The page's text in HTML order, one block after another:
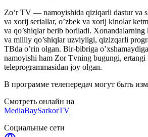
Zo‘r TV — namoyishida qiziqarli dastur va
va xorij seriallar, o’zbek va xorij kinolar
va qo’shiqlar berib boriladi.
va milliy qo’shiqlar uzviyligi, qizizqarli
ТВda o’rin olgan. Bir-bibriga
namoyishi ham Zor Tvning bugungi, ertangi
teleprogrammasidan joy olgan.
В программе телепередач могут быть
Смотреть онлайн на
MediaBaySarkorTV
Социальные сети